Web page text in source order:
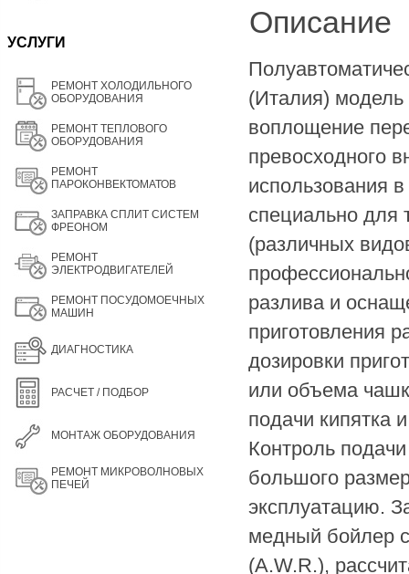
УСЛУГИ
РЕМОНТ ХОЛОДИЛЬНОГО
ОБОРУДОВАНИЯ
РЕМОНТ ТЕПЛОВОГО
ОБОРУДОВАНИЯ
РЕМОНТ
ПАРОКОНВЕКТОМАТОВ
ЗАПРАВКА СПЛИТ СИСТЕМ
ФРЕОНОМ
РЕМОНТ
ЭЛЕКТРОДВИГАТЕЛЕЙ
РЕМОНТ ПОСУДОМОЕЧНЫХ
МАШИН
ДИАГНОСТИКА
РАСЧЕТ / ПОДБОР
МОНТАЖ ОБОРУДОВАНИЯ
РЕМОНТ МИКРОВОЛНОВЫХ
ПЕЧЕЙ
Описание
(Италия) модель
воплощение
превосходного
использования
специально для
(различных
разлива и
приготовления
дозировки
или объема
подачи кипятка
Контроль
большого
эксплуатацию.
медный бойлер
(A.W.R.),